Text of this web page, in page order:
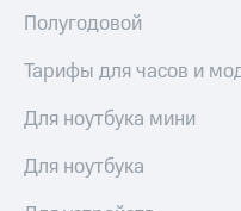
Полугодовой
Тарифы для часов и
Для ноутбука мини
Для ноутбука